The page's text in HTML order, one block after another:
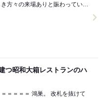
方々の来場ありと賑わっていま
つ昭和大箱レストランのハ
改札を抜けて